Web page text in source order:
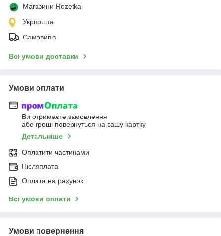
Магазини Rozetka
Укрпошта
Самовивіз
Всі умови доставки
Умови оплати
Ви отримаєте замовлення
або гроші повернуться на вашу картку
Детальніше
Оплатити частинами
Післяплата
Оплата на рахунок
Всі умови оплати
Умови повернення